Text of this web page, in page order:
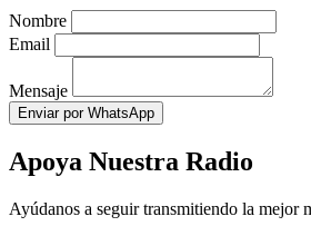
Nombre
Email
Mensaje
Enviar por WhatsApp
Apoya Nuestra Radio
Ayúdanos a seguir transmitiendo la mejor